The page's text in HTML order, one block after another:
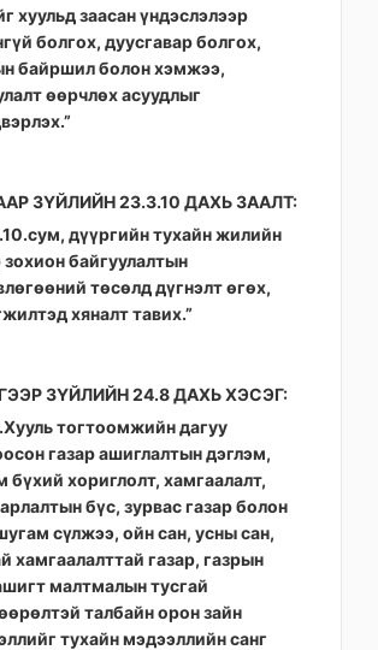
хуульд заасан үндэслэлээр
болгох, дуусгавар болгох,
байршил болон хэмжээ,
өөрчлөх асуудлыг
ЗҮЙЛИЙН 23.3.10 ДАХЬ ЗААЛТ:
дүүргийн тухайн жилийн
зохион байгуулалтын
төсөлд дүгнэлт өгөх,
хяналт тавих.”
ЗҮЙЛИЙН 24.8 ДАХЬ ХЭСЭГ:
тогтоомжийн дагуу
газар ашиглалтын дэглэм,
бүхий хориглолт, хамгаалалт,
бүс, зурвас газар болон
сүлжээ, ойн сан, усны сан,
хамгаалалттай газар, газрын
малтмалын тусгай
талбайн орон зайн
тухайн мэдээллийн санг